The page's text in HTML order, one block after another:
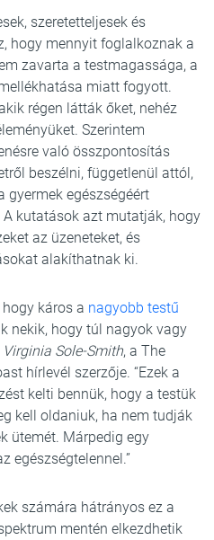
szeretetteljesek és
hogy mennyit foglalkoznak a
zavarta a testmagassága, a
miatt fogyott.
régen látták őket, nehéz
Szerintem
való összpontosítás
beszélni, függetlenül attól,
gyermek egészségéért
kutatások azt mutatják, hogy
az üzeneteket, és
alakíthatnak ki.
káros a nagyobb testű
nekik, hogy túl nagyok vagy
Virginia Sole-Smith, a The
hírlevél szerzője. “Ezek a
kelti bennük, hogy a testük
kell oldaniuk, ha nem tudják
ütemét. Márpedig egy
egészségtelennel.”
számára hátrányos ez a
mentén elkezdhetik